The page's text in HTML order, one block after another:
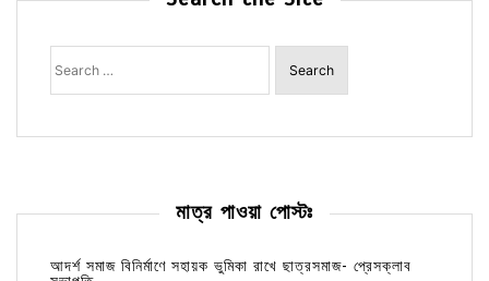
Search
for:
মাত্র পাওয়া পোস্টঃ
আদর্শ সমাজ বিনির্মাণে সহায়ক ভুমিকা রাখে ছাত্রসমাজ- প্রেসক্লাব